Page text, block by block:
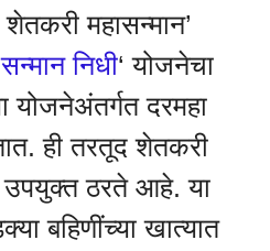
महासन्मान’
निधी‘ योजनेचा
योजनेअंतर्गत दरमहा
ही तरतूद शेतकरी
उपयुक्त ठरते आहे. या
बहिणींच्या खात्यात